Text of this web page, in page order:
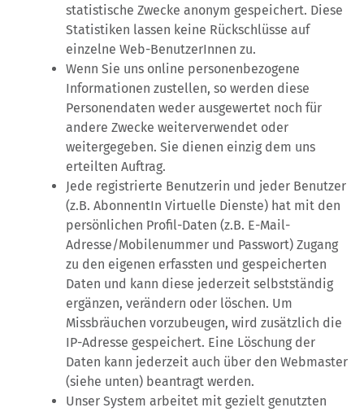
statistische Zwecke anonym gespeichert. Diese
Statistiken lassen keine Rückschlüsse auf
einzelne Web-BenutzerInnen zu.
Wenn Sie uns online personenbezogene
Informationen zustellen, so werden diese
Personendaten weder ausgewertet noch für
andere Zwecke weiterverwendet oder
weitergegeben. Sie dienen einzig dem uns
erteilten Auftrag.
Jede registrierte Benutzerin und jeder Benutzer
(z.B. AbonnentIn Virtuelle Dienste) hat mit den
persönlichen Profil-Daten (z.B. E-Mail-
Adresse/Mobilenummer und Passwort) Zugang
zu den eigenen erfassten und gespeicherten
Daten und kann diese jederzeit selbstständig
ergänzen, verändern oder löschen. Um
Missbräuchen vorzubeugen, wird zusätzlich die
IP-Adresse gespeichert. Eine Löschung der
Daten kann jederzeit auch über den Webmaster
(siehe unten) beantragt werden.
Unser System arbeitet mit gezielt genutzten